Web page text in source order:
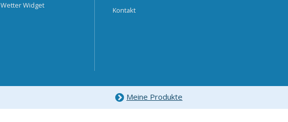
Wetter Widget
Kontakt
Meine Produkte